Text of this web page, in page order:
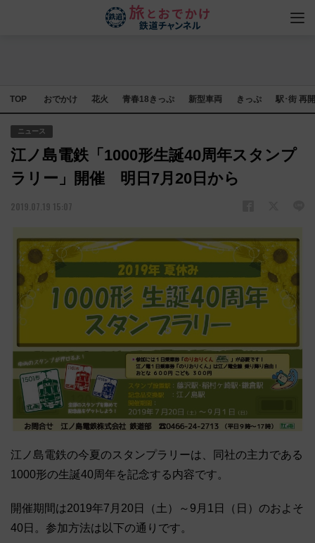
TOP おでかけ 花火 青春18きっぷ 新型車両 きっぷ 駅･街 再
ニュース
江ノ島電鉄「1000形生誕40周年スタンプ
ラリー」開催 明日7月20日から
2019.07.19 15:07
江ノ島電鉄の今夏のスタンプラリーは、同社の主力である
1000形の生誕40周年を記念する内容です。
開催期間は2019年7月20日（土）～9月1日（日）のおよそ
40日。参加方法は以下の通りです。